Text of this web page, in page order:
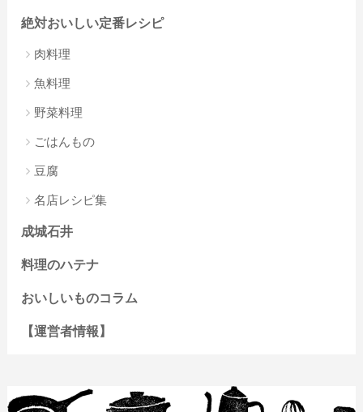
絶対おいしい定番レシピ
肉料理
魚料理
野菜料理
ごはんもの
豆腐
名店レシピ集
成城石井
料理のハテナ
おいしいものコラム
【運営者情報】